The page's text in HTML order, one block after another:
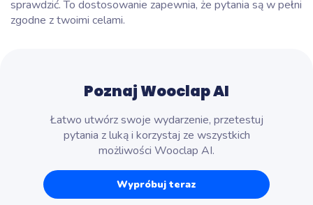
sprawdzić. To dostosowanie zapewnia, że pytania są w pełni
zgodne z twoimi celami.
Poznaj Wooclap AI
Łatwo utwórz swoje wydarzenie, przetestuj
pytania z luką i korzystaj ze wszystkich
możliwości Wooclap AI.
Wypróbuj teraz